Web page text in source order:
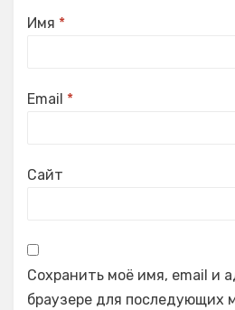
Имя *
Email *
Сайт
Сохранить моё имя, email и
браузере для последующих